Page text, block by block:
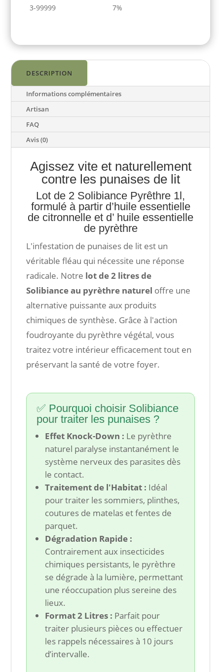
Pyrêthre
les
punaises
de
lit
3-99999 7%
DESCRIPTION
Informations complémentaires
Artisan
FAQ
Avis (0)
Agissez vite et naturellement
contre les punaises de lit
Lot de 2 Solibiance Pyrêthre 1l,
formulé à partir d’huile essentielle
de citronnelle et d’ huile essentielle
de pyrèthre
L'infestation de punaises de lit est un
véritable fléau qui nécessite une réponse
radicale. Notre lot de 2 litres de
Solibiance au pyrèthre naturel offre une
alternative puissante aux produits
chimiques de synthèse. Grâce à l'action
foudroyante du pyrèthre végétal, vous
traitez votre intérieur efficacement tout en
préservant la santé de votre foyer.
✅ Pourquoi choisir Solibiance
pour traiter les punaises ?
Effet Knock-Down : Le pyrèthre
naturel paralyse instantanément le
système nerveux des parasites dès
le contact.
Traitement de l'Habitat : Idéal
pour traiter les sommiers, plinthes,
coutures de matelas et fentes de
parquet.
Dégradation Rapide :
Contrairement aux insecticides
chimiques persistants, le pyrèthre
se dégrade à la lumière, permettant
une réoccupation plus sereine des
lieux.
Format 2 Litres : Parfait pour
traiter plusieurs pièces ou effectuer
les rappels nécessaires à 10 jours
d’intervalle.